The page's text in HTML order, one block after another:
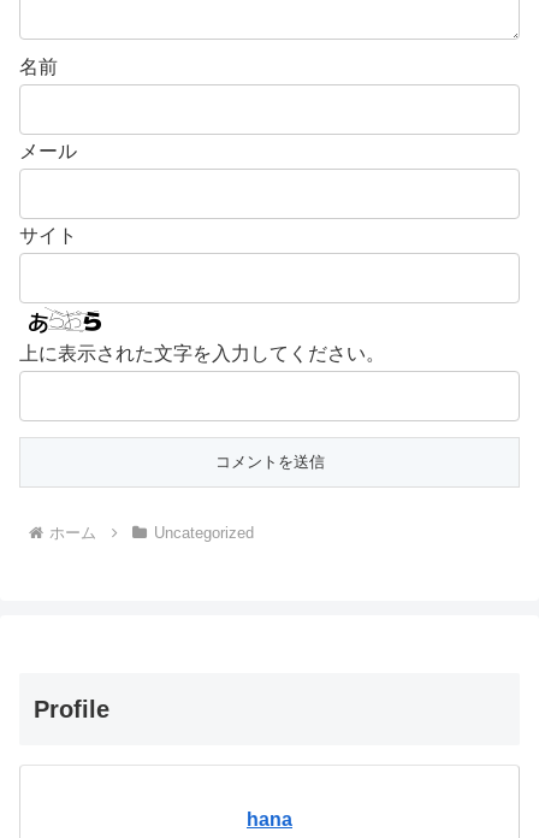
名前
メール
サイト
上に表示された文字を入力してください。
ホーム Uncategorized
Profile
hana